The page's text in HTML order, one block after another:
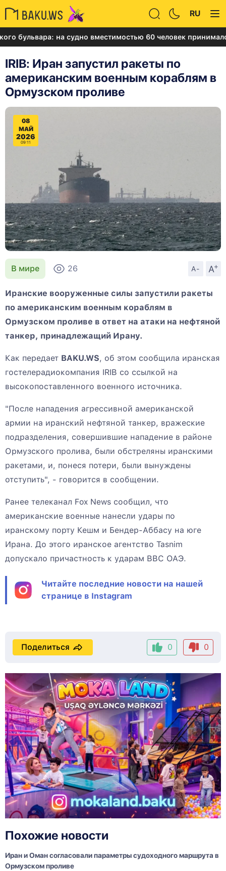
RU
на судно вместимостью 60 человек принималось
IRIB: Иран запустил ракеты по
американским военным кораблям в
Ормузском проливе
08
МАЙ
2026
09:11
В мире 26 A- A
+
Иранские вооруженные силы запустили ракеты
по американским военным кораблям в
Ормузском проливе в ответ на атаки на нефтяной
танкер, принадлежащий Ирану.
Как передает BAKU.WS, об этом сообщила иранская
гостелерадиокомпания IRIB со ссылкой на
высокопоставленного военного источника.
"После нападения агрессивной американской
армии на иранский нефтяной танкер, вражеские
подразделения, совершившие нападение в районе
Ормузского пролива, были обстреляны иранскими
ракетами, и, понеся потери, были вынуждены
отступить", - говорится в сообщении.
Ранее телеканал Fox News сообщил, что
американские военные нанесли удары по
иранскому порту Кешм и Бендер-Аббасу на юге
Ирана. До этого иранское агентство Tasnim
допускало причастность к ударам ВВС ОАЭ.
Читайте последние новости на нашей
странице в Instagram
0 0
Поделиться
Похожие новости
Иран и Оман согласовали параметры судоходного маршрута в
Ормузском проливе